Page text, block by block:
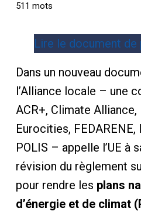
511 mots
Lire le document
Dans un nouveau
l’Alliance locale – une
ACR+, Climate Alliance,
Eurocities, FEDARENE,
POLIS – appelle l’UE à
révision du règlement
pour rendre les plans
d’énergie et de climat